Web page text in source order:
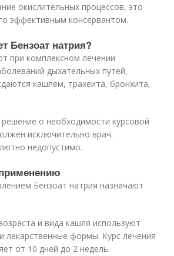
окислительных процессов, это
эффективным консервантом.
Бензоат натрия?
при комплексном лечении
дыхательных путей,
кашлем, трахеита, бронхита,
о необходимости курсовой
исключительно врач.
недопустимо.
Бензоат натрия назначают
и вида кашля используют
лекарственные формы. Курс лечения
от 10 дней до 2 недель.